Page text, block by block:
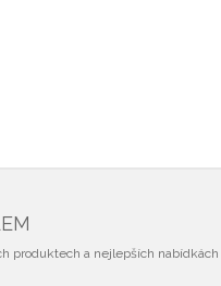
produktech a nejlepších nabídkách